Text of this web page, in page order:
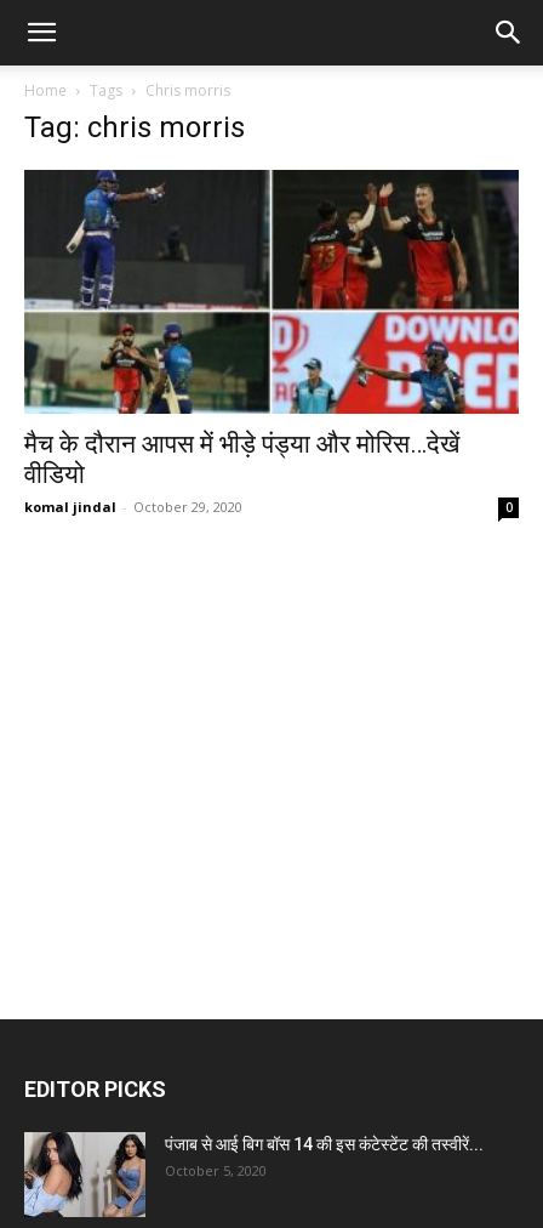
Home Tags Chris morris
Tag: chris morris
मैच के दौरान आपस में भीड़े पंड्या और मोरिस…देखें
वीडियो
komal jindal - October 29, 2020 0
EDITOR PICKS
पंजाब से आई बिग बॉस 14 की इस कंटेस्टेंट की तस्वीरें...
October 5, 2020